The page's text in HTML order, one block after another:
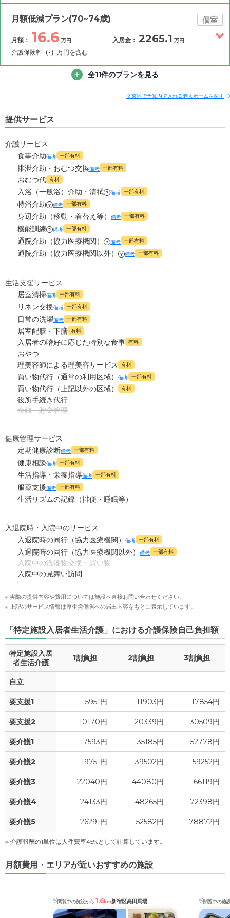
月額費用 16.6
0 万円
8.8 万円
食費 ?
水道・光熱費
上乗せ介護費 ?
その他
介護保険料
月額低減プラン(70~74歳) 個室
月額： 16.6 万円
介護保険料 （-） 万円を含む
入居金： 2265.1 万円
入居金
その他費用
補足情報
管理費 ?
食費 ?
水道・光熱費
上乗せ介護費 ?
その他 0 万円
介護保険料
全11件のプランを見る
文京区で予算内で入れる老人ホームを探す
提供サービス
介護サービス
食事介助備考 一部有料
排泄介助・おむつ交換備考 一部有料
おむつ代 有料
入浴（一般浴）介助・清拭 ? 備考 一部有料
特浴介助 ? 備考 一部有料
身辺介助（移動・着替え等） 備考 一部有料
機能訓練 ? 備考 一部有料
通院介助（協力医療機関） ? 備考 一部有料
通院介助（協力医療機関以外） ? 備考 一部有料
生活支援サービス
居室清掃備考 一部有料
リネン交換備考 一部有料
日常の洗濯備考 一部有料
居室配膳・下膳 有料
入居者の嗜好に応じた特別な食事 有料
おやつ
理美容師による理美容サービス
有料
買い物代行（通常の利用区域） 備考 一部有料
買い物代行（上記以外の区域） 有料
役所手続き代行
金銭・貯金管理
健康管理サービス
定期健康診断備考 一部有料
健康相談備考 一部有料
生活指導・栄養指導備考 一部有料
服薬支援備考 一部有料
生活リズムの記録（排便・睡眠等）
入退院時・入院中のサービス
入退院時の同行（協力医療機関） 備考 一部有料
入退院時の同行（協力医療機関以外） 備考 一部有料
入院中の洗濯物交換・買い物
入院中の見舞い訪問
※ 実際の提供内容や費用については施設へ直接お問い合わせください。
※ 上記のサービス情報は厚生労働省への届出内容をもとに表示しています。
「特定施設入居者生活介護」における介護保険自己負担額
特定施設入居
者生活介護
1割負担 2割負担 3割負担
自立 - - -
要支援1 5951円 11903円 17854円
要支援2 10170円 20339円 30509円
要介護1 17593円 35185円 52778円
要介護2 19751円 39502円 59252円
要介護3 22040円 44080円 66119円
要介護4 24133円 48265円 72398円
要介護5 26291円 52582円 78872円
※ 介護報酬の1単位は人件費率45%として計算しています。
月額費用・エリアが近いおすすめの施設
閲覧中の施設から 1.6km新宿区高田馬場 閲覧中の施